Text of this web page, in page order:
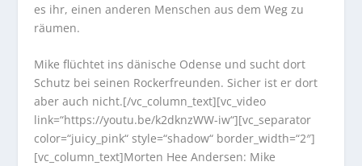
es ihr, einen anderen Menschen aus dem Weg zu
räumen.
Mike flüchtet ins dänische Odense und sucht dort
Schutz bei seinen Rockerfreunden. Sicher ist er dort
aber auch nicht.[/vc_column_text][vc_video
link=“https://youtu.be/k2dknzWW-iw“][vc_separator
color=“juicy_pink“ style=“shadow“ border_width=“2″]
[vc_column_text]Morten Hee Andersen: Mike